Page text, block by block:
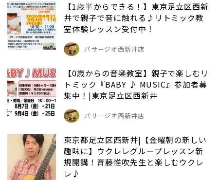
【1歳半からできる！】東京足立区西新
井で親子で音に触れる♪リトミック教
室体験レッスン受付中！
パサージオ西新井店
【0歳からの音楽教室】親子で楽しむリ
トミック『BABY ♪ MUSIC』参加者募
集中！|東京足立区西新井
パサージオ西新井店
東京都足立区西新井|【金曜朝の新しい
趣味に】ウクレレグループレッスン新
規開講！斉藤惟吹先生と楽しむウクレ
レ♪